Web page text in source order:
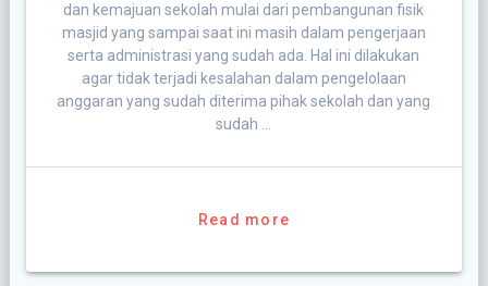
dan kemajuan sekolah mulai dari pembangunan fisik
masjid yang sampai saat ini masih dalam pengerjaan
serta administrasi yang sudah ada. Hal ini dilakukan
agar tidak terjadi kesalahan dalam pengelolaan
anggaran yang sudah diterima pihak sekolah dan yang
sudah …
Read more